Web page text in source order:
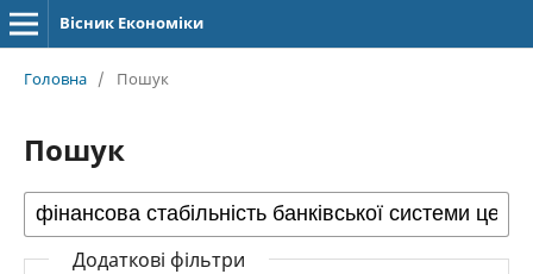
Вісник Економіки
Головна / Пошук
Пошук
Додаткові фільтри